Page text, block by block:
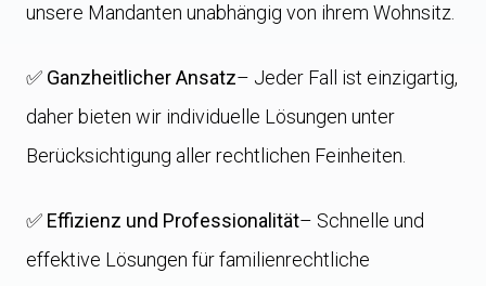
unsere Mandanten unabhängig von ihrem Wohnsitz.
✅ Ganzheitlicher Ansatz– Jeder Fall ist einzigartig,
daher bieten wir individuelle Lösungen unter
Berücksichtigung aller rechtlichen Feinheiten.
✅ Effizienz und Professionalität– Schnelle und
effektive Lösungen für familienrechtliche